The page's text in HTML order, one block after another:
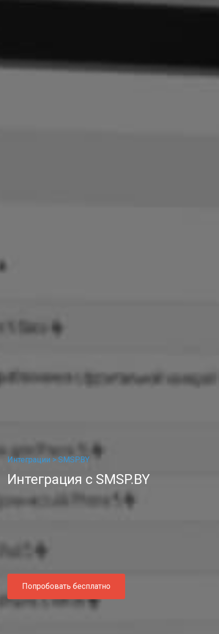
Интеграции > SMSP.BY
Интеграция с SMSP.BY
Попробовать бесплатно